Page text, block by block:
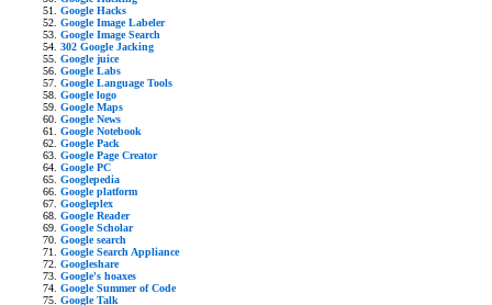
Google Hacks
Google Image Labeler
Google Image Search
302 Google Jacking
Google juice
Google Labs
Google Language Tools
Google logo
Google Maps
Google News
Google Notebook
Google Pack
Google Page Creator
Google PC
Googlepedia
Google platform
Googleplex
Google Reader
Google Scholar
Google search
Google Search Appliance
Googleshare
Google's hoaxes
Google Summer of Code
Google Talk